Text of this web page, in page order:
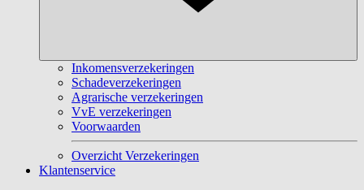
Inkomensverzekeringen
Schadeverzekeringen
Agrarische verzekeringen
VvE verzekeringen
Voorwaarden
Overzicht Verzekeringen
Klantenservice